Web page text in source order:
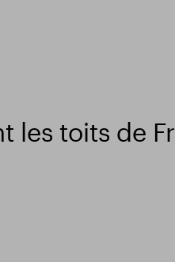
les toits de